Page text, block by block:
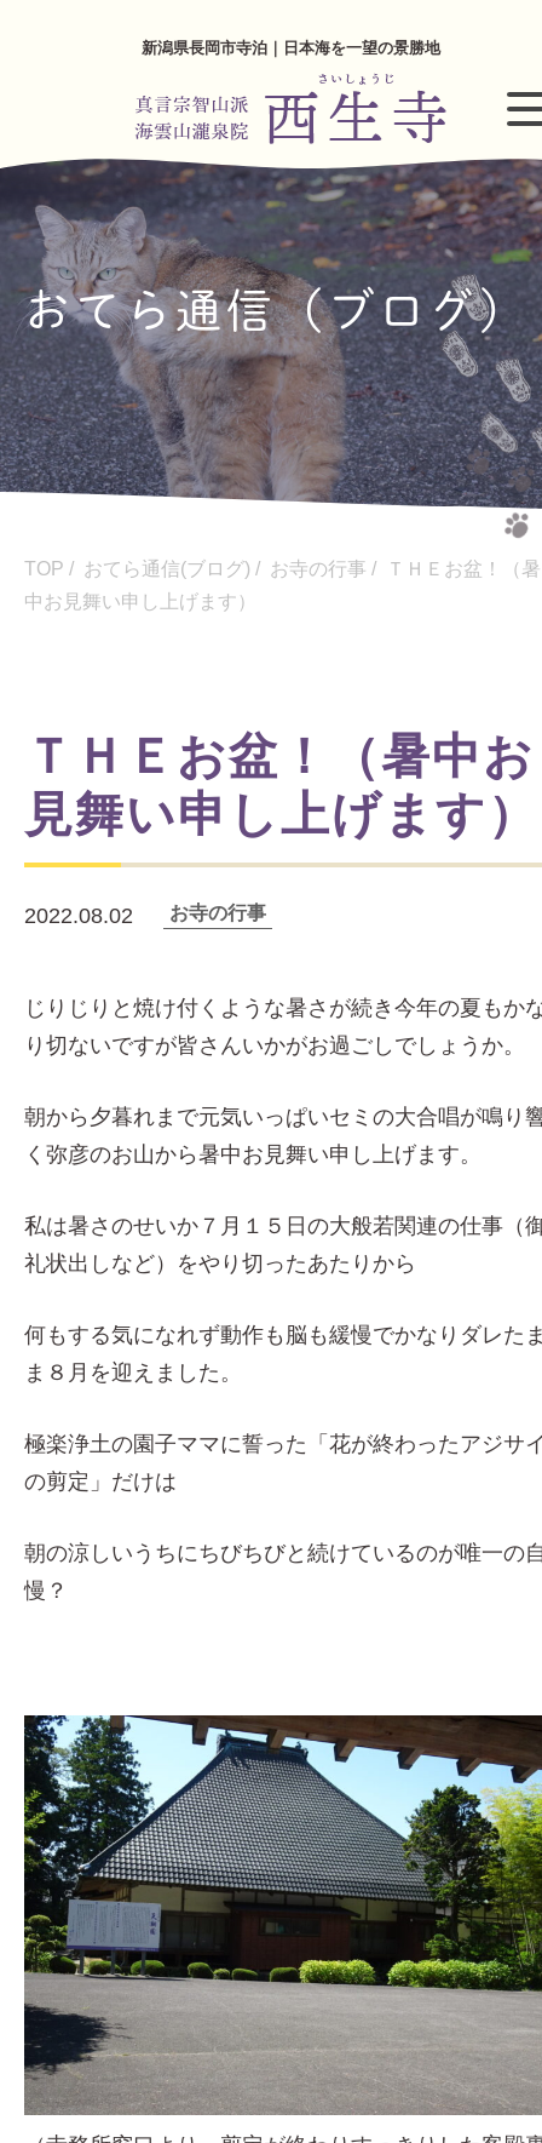
新潟県長岡市寺泊｜日本海を一望の景勝地
おてら通信（ブログ）
TOP / おてら通信(ブログ) / お寺の行事 /
ＴＨＥお盆！（暑
中お見舞い申し上げます）
ＴＨＥお盆！（暑中お
見舞い申し上げます）
2022.08.02 お寺の行事
じりじりと焼け付くような暑さが続き今年の夏もか
り切ないですが皆さんいかがお過ごしでしょうか。
朝から夕暮れまで元気いっぱいセミの大合唱が鳴り
く弥彦のお山から暑中お見舞い申し上げます。
私は暑さのせいか７月１５日の大般若関連の仕事（
礼状出しなど）をやり切ったあたりから
何もする気になれず動作も脳も緩慢でかなりダレた
ま８月を迎えました。
極楽浄土の園子ママに誓った「花が終わったアジサ
の剪定」だけは
朝の涼しいうちにちびちびと続けているのが唯一の
慢？